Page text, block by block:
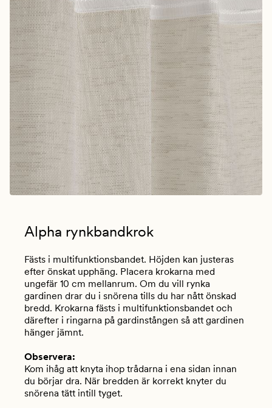
Alpha rynkbandkrok
Fästs i multifunktionsbandet. Höjden kan justeras
efter önskat upphäng. Placera krokarna med
ungefär 10 cm mellanrum. Om du vill rynka
gardinen drar du i snörena tills du har nått önskad
bredd. Krokarna fästs i multifunktionsbandet och
därefter i ringarna på gardinstången så att gardinen
hänger jämnt.
Observera:
Kom ihåg att knyta ihop trådarna i ena sidan innan
du börjar dra. När bredden är korrekt knyter du
snörena tätt intill tyget.